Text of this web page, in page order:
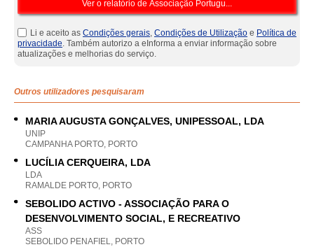
Li e aceito as Condições gerais, Condições de Utilização e Política de
privacidade. Também autorizo a eInforma a enviar informação sobre
atualizações e melhorias do serviço.
Outros utilizadores pesquisaram
MARIA AUGUSTA GONÇALVES, UNIPESSOAL, LDA
UNIP
CAMPANHA PORTO, PORTO
LUCÍLIA CERQUEIRA, LDA
LDA
RAMALDE PORTO, PORTO
SEBOLIDO ACTIVO - ASSOCIAÇÃO PARA O
DESENVOLVIMENTO SOCIAL, E RECREATIVO
ASS
SEBOLIDO PENAFIEL, PORTO